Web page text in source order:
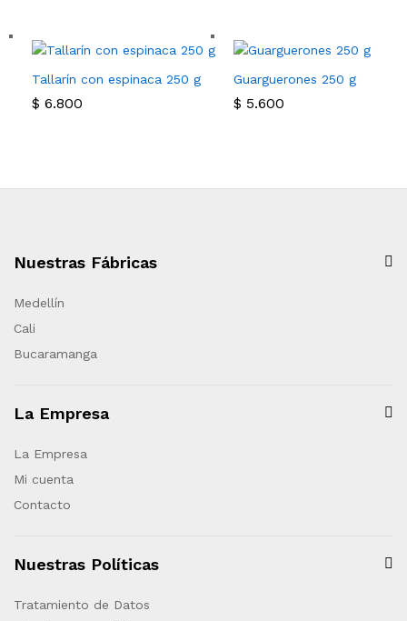
Tallarín con espinaca 250 g
$ 6.800
Guarguerones 250 g
$ 5.600
Nuestras Fábricas
Medellín
Cali
Bucaramanga
La Empresa
La Empresa
Mi cuenta
Contacto
Nuestras Políticas
Tratamiento de Datos